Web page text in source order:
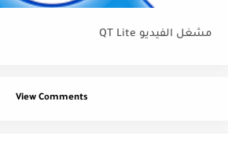
مشغل الفيديو QT Lite
View Comments